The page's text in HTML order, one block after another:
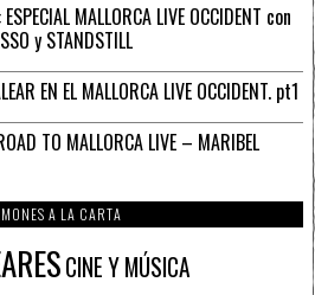
MALLORCA LIVE OCCIDENT con
y STANDSTILL
EN EL MALLORCA LIVE OCCIDENT. pt1
TO MALLORCA LIVE – MARIBEL
A LA CARTA
CINE Y MÚSICA